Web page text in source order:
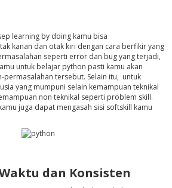
learning by doing kamu bisa
kanan dan otak kiri dengan cara berfikir yang
seperti error dan bug yang terjadi,
untuk belajar python pasti kamu akan
permasalahan tersebut. Selain itu, untuk
yang mumpuni selain kemampuan teknikal
non teknikal seperti problem skill.
juga dapat mengasah sisi softskill kamu
dan Konsisten